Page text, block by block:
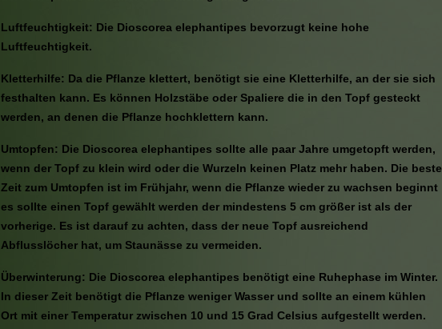
Luftfeuchtigkeit: Die Dioscorea elephantipes bevorzugt keine hohe
Luftfeuchtigkeit.
Kletterhilfe: Da die Pflanze klettert, benötigt sie eine Kletterhilfe, an der sie sich
festhalten kann. Es können Holzstäbe oder Spaliere die in den Topf gesteckt
werden, an denen die Pflanze hochklettern kann.
Umtopfen: Die Dioscorea elephantipes sollte alle paar Jahre umgetopft werden,
wenn der Topf zu klein wird oder die Wurzeln keinen Platz mehr haben. Die beste
Zeit zum Umtopfen ist im Frühjahr, wenn die Pflanze wieder zu wachsen beginnt
es sollte einen Topf gewählt werden der mindestens 5 cm größer ist als der
vorherige. Es ist darauf zu achten, dass der neue Topf ausreichend
Abflusslöcher hat, um Staunässe zu vermeiden.
Überwinterung: Die Dioscorea elephantipes benötigt eine Ruhephase im Winter.
In dieser Zeit benötigt die Pflanze weniger Wasser und sollte an einem kühlen
Ort mit einer Temperatur zwischen 10 und 15 Grad Celsius aufgestellt werden.